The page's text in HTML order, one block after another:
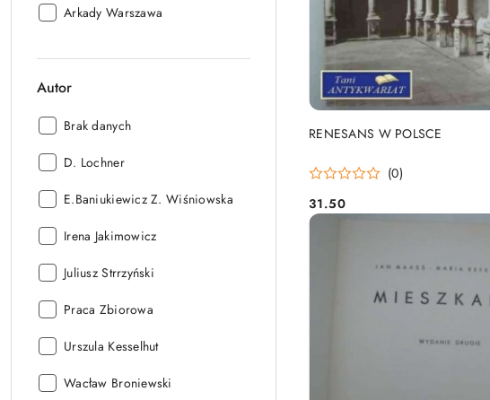
Wydawnictwo:
Arkady Warszawa
Autor
Autor:
Brak danych
Autor:
D. Lochner
Autor:
E.Baniukiewicz Z. Wiśniowska
Autor:
Irena Jakimowicz
Autor:
Juliusz Strrzyński
Autor:
Praca Zbiorowa
Autor:
Urszula Kesselhut
Autor:
Wacław Broniewski
RENESANS W POLSCE
(0)
Cena:
31.50
DO KOSZYKA